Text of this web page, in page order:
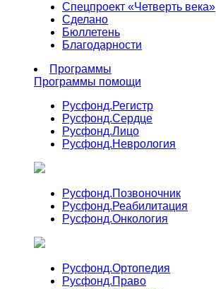
Спецпроект «Четверть века»
Сделано
Бюллетень
Благодарности
Программы
Программы помощи
Русфонд.Регистр
Русфонд.Сердце
Русфонд.Лицо
Русфонд.Неврология
Русфонд.Позвоночник
Русфонд.Реабилитация
Русфонд.Онкология
Русфонд.Ортопедия
Русфонд.Право